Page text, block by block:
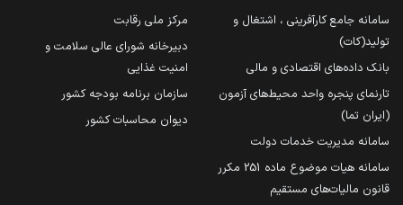
سامانه جامع کارآفرینی ، اشتغال و
تولید(کات)
بانک داده‌های اقتصادی و مالی
تارنمای پنجره واحد محیط‌های آزمون
(ایران تما)
سامانه مدیریت خدمات دولت
سامانه هیات موضوع ماده 251 مکرر
قانون مالیات‌های مستقیم
مرکز ملی رقابت
دبیرخانه شورای عالی سلامت و
امنیت غذایی
سازمان برنامه بودجه کشور
دیوان محاسبات کشور